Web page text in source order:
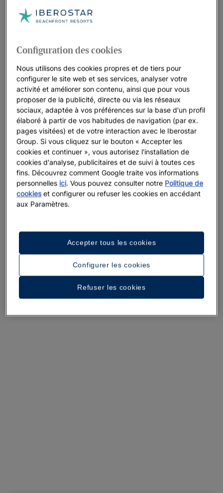
Une promenade dans l’hôtel
Voir 29 photos et vidéos
Configuration des cookies
Nous utilisons des cookies propres et de tiers pour
configurer le site web et ses services, analyser votre
activité et améliorer son contenu, ainsi que pour vous
proposer de la publicité, directe ou via les réseaux
sociaux, adaptée à vos préférences sur la base d'un profil
élaboré à partir de vos habitudes de navigation (par ex.
pages visitées) et de votre interaction avec le Iberostar
Group. Si vous cliquez sur le bouton « Accepter les
cookies et continuer », vous autorisez l'installation de
cookies d'analyse, publicitaires et de suivi à toutes ces
fins. Découvrez comment Google traite vos informations
personnelles ici. Vous pouvez consulter notre Politique de
cookies et configurer ou refuser les cookies en accédant
aux Paramètres.
Configurer les cookies
Refuser les cookies
Accepter tous les cookies